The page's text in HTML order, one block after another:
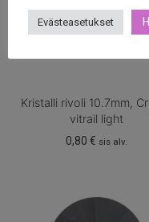
Kristalli rivoli 10.7mm,
vitrail light
0,80€ sis alv.
Evästeasetukset